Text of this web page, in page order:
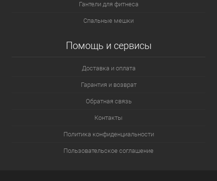
Гантели для фитнеса
Спальные мешки
Помощь и сервисы
Доставка и оплата
Гарантия и возврат
Обратная связь
Контакты
Политика конфиденциальности
Пользовательское соглашение